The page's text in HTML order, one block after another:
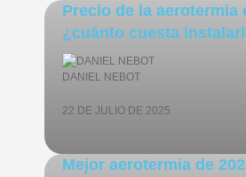
Precio de la aerotermia
¿cuánto cuesta
DANIEL NEBOT
22 DE JULIO DE 2025
Mejor aerotermia de